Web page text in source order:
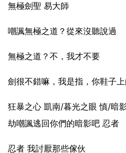
無極劍聖 易大師
嘲諷無極之道？從來沒聽說過
無極之道？不，我才不要
劍很不錯嘛，我是指，你鞋子上
狂暴之心 凱南/暮光之眼 慎/暗
劫嘲諷逃回你們的暗影吧 忍者
忍者 我討厭那些傢伙